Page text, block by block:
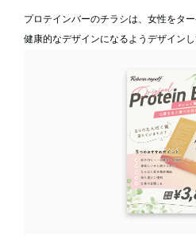
プロテインバーのチラシは、女性をタ
健康的なデザインになるようデザインし